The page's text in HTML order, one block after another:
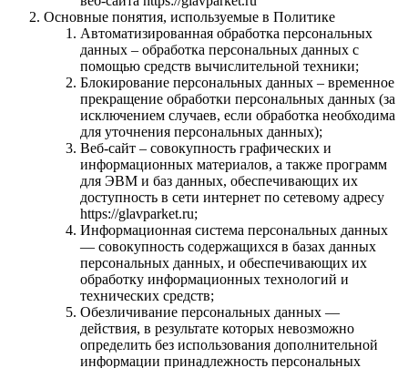
Основные понятия, используемые в Политике
Автоматизированная обработка персональных
данных – обработка персональных данных с
помощью средств вычислительной техники;
Блокирование персональных данных – временное
прекращение обработки персональных данных (за
исключением случаев, если обработка необходима
для уточнения персональных данных);
Веб-сайт – совокупность графических и
информационных материалов, а также программ
для ЭВМ и баз данных, обеспечивающих их
доступность в сети интернет по сетевому адресу
https://glavparket.ru;
Информационная система персональных данных
— совокупность содержащихся в базах данных
персональных данных, и обеспечивающих их
обработку информационных технологий и
технических средств;
Обезличивание персональных данных —
действия, в результате которых невозможно
определить без использования дополнительной
информации принадлежность персональных